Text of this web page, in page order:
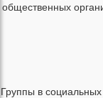
общественных
Группы в социальных